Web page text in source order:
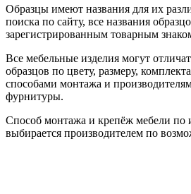
Образцы имеют названия для их
поиска по сайту, все названия
зарегистрированным товарным
Все мебельные изделия могут
образцов по цвету, размеру,
способами монтажа и
фурнитуры.
Способ монтажа и крепёж мебели по
выбирается производителем по